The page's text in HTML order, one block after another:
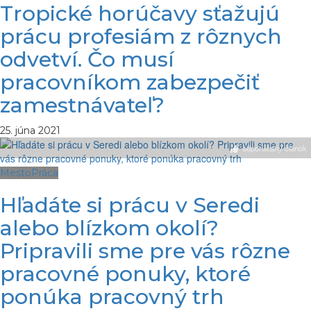
Tropické horúčavy sťažujú
prácu profesiám z rôznych
odvetví. Čo musí
pracovníkom zabezpečiť
zamestnávateľ?
25. júna 2021
odporúčaný článok
Mesto Práca
Hľadáte si prácu v Seredi
alebo blízkom okolí?
Pripravili sme pre vás rôzne
pracovné ponuky, ktoré
ponúka pracovný trh